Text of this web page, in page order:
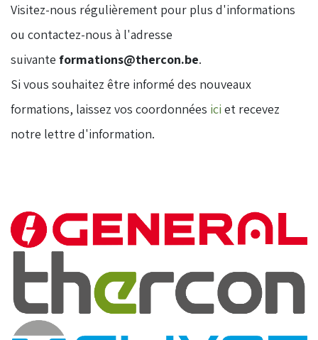
Visitez-nous régulièrement pour plus d'informations
ou contactez-nous à l'adresse
suivante formations@thercon.be.
​Si vous souhaitez être informé des nouveaux
formations, laissez vos coordonnées ici et recevez
notre lettre d'information.